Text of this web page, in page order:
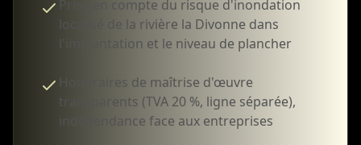
Prise en compte du risque d'inondation
localisé de la rivière la Divonne dans
l'implantation et le niveau de plancher
Honoraires de maîtrise d'œuvre
transparents (TVA 20 %, ligne séparée),
indépendance face aux entreprises